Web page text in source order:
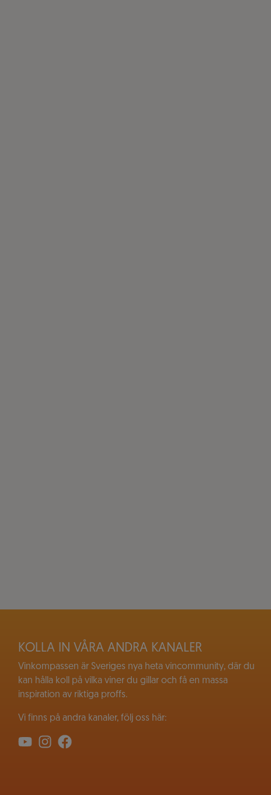
KOLLA IN VÅRA ANDRA KANALER
Vinkompassen är Sveriges nya heta vincommunity, där du
kan hålla koll på vilka viner du gillar och få en massa
inspiration av riktiga proffs.
Vi finns på andra kanaler, följ oss här: